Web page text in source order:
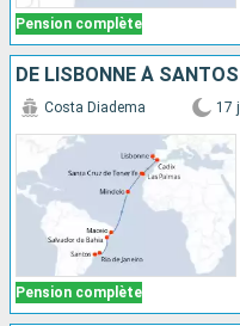
Pension complète
DE LISBONNE À SANTOS
Pension complète
Costa Diadema 17 j